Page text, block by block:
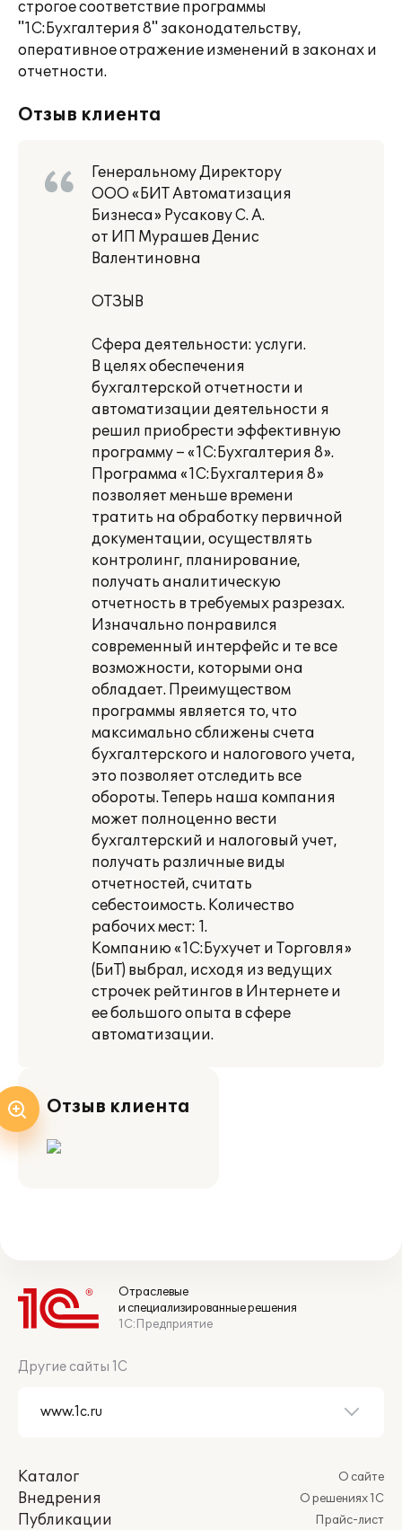
строгое соответствие программы
"1С:Бухгалтерия 8" законодательству,
оперативное отражение изменений в законах и
отчетности.
Отзыв клиента
Генеральному Директору
ООО «БИТ Автоматизация
Бизнеса» Русакову С. А.
от ИП Мурашев Денис
Валентиновна
ОТЗЫВ
Сфера деятельности: услуги.
В целях обеспечения
бухгалтерской отчетности и
автоматизации деятельности я
решил приобрести эффективную
программу – «1С:Бухгалтерия 8».
Программа «1С:Бухгалтерия 8»
позволяет меньше времени
тратить на обработку первичной
документации, осуществлять
контролинг, планирование,
получать аналитическую
отчетность в требуемых разрезах.
Изначально понравился
современный интерфейс и те все
возможности, которыми она
обладает. Преимуществом
программы является то, что
максимально сближены счета
бухгалтерского и налогового учета,
это позволяет отследить все
обороты. Теперь наша компания
может полноценно вести
бухгалтерский и налоговый учет,
получать различные виды
отчетностей, считать
себестоимость. Количество
рабочих мест: 1.
Компанию «1С:Бухучет и Торговля»
(БиТ) выбрал, исходя из ведущих
строчек рейтингов в Интернете и
ее большого опыта в сфере
автоматизации.
Отзыв клиента
Отраслевые
и специализированные решения
1С:Предприятие
Другие сайты 1С
Каталог
Внедрения
Публикации
О сайте
О решениях 1С
Прайс-лист